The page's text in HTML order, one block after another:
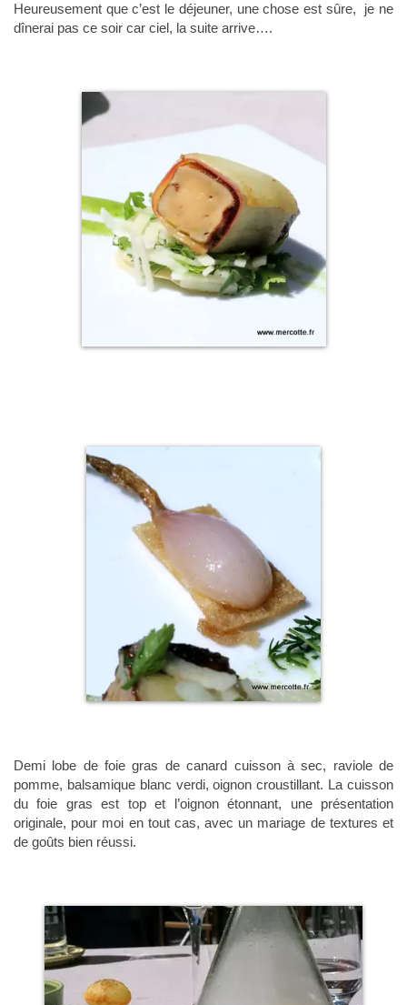
Heureusement que c’est le déjeuner, une chose est sûre, je ne
dînerai pas ce soir car ciel, la suite arrive….
Demi lobe de foie gras de canard cuisson à sec, raviole de
pomme, balsamique blanc verdi, oignon croustillant. La cuisson
du foie gras est top et l’oignon étonnant, une présentation
originale, pour moi en tout cas, avec un mariage de textures et
de goûts bien réussi.